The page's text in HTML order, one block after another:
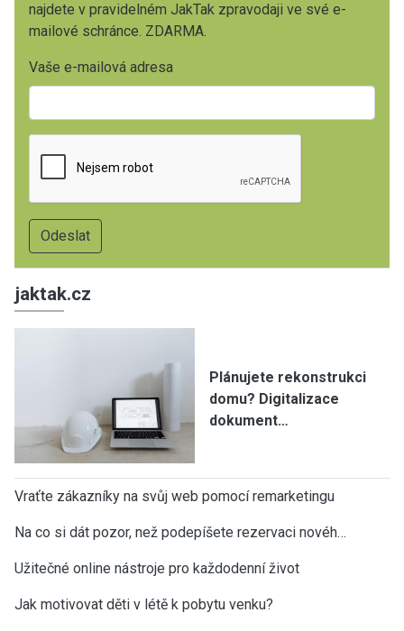
najdete v pravidelném JakTak zpravodaji ve své e-
mailové schránce. ZDARMA.
Vaše e-mailová adresa
jaktak.cz
Plánujete rekonstrukci
domu? Digitalizace
dokument…
Vraťte zákazníky na svůj web pomocí remarketingu
Na co si dát pozor, než podepíšete rezervaci novéh…
Užitečné online nástroje pro každodenní život
Jak motivovat děti v létě k pobytu venku?